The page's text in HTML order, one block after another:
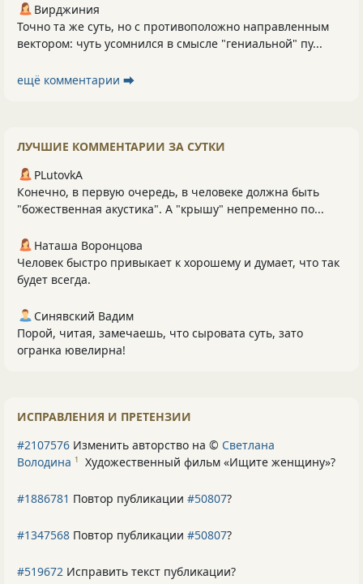
Вирджиния
Точно та же суть, но с противоположно направленным
вектором: чуть усомнился в смысле "гениальной" пу...
ещё комментарии ⮕
ЛУЧШИЕ КОММЕНТАРИИ ЗА СУТКИ
PLutоvkА
Конечно, в первую очередь, в человеке должна быть
"божественная акустика". А "крышу" непременно по...
Наташа Воронцова
Человек быстро привыкает к хорошему и думает, что так
будет всегда.
Синявский Вадим
Порой, читая, замечаешь, что сыровата суть, зато
огранка ювелирна!
ИСПРАВЛЕНИЯ И ПРЕТЕНЗИИ
#2107576 Изменить авторство на © Светлана
Володина 1 Художественный фильм «Ищите женщину»?
#1886781 Повтор публикации #50807?
#1347568 Повтор публикации #50807?
#519672 Исправить текст публикации?